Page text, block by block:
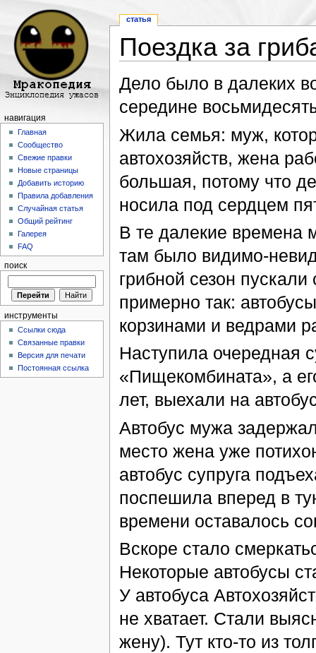
Поездка за
Дело было в далеких
середине
Жила семья: муж,
автохозяйств, жена
большая, потому что
носила под сердцем
В те далекие времена
там было видимо-
грибной сезон
примерно так:
корзинами и ведрами
Наступила очередная
«Пищекомбината», а
лет, выехали на
Автобус мужа
место жена уже
автобус супруга
поспешила вперед в
времени оставалось
Вскоре стало
Некоторые автобусы
У автобуса
не хватает. Стали
жену). Тут кто-то из
статья
навигация
Главная
Сообщество
Свежие правки
Новые страницы
Добавить историю
Правила добавления
Случайная статья
Общий рейтинг
Галерея
FAQ
поиск
инструменты
Ссылки сюда
Связанные правки
Версия для печати
Постоянная ссылка